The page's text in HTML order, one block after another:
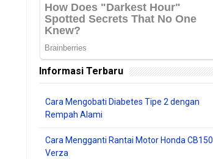
Informasi Terbaru
Cara Mengobati Diabetes Tipe 2 dengan
Rempah Alami
Cara Mengganti Rantai Motor Honda CB150
Verza